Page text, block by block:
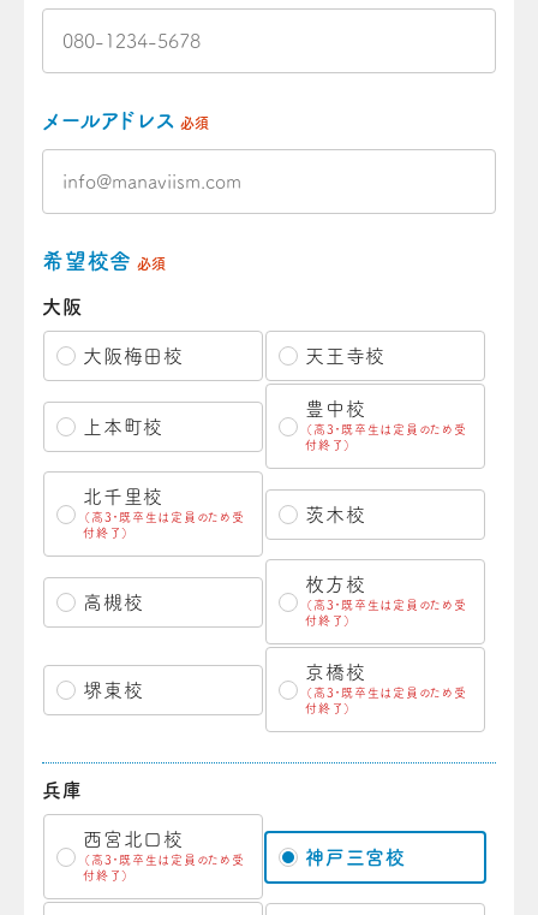
メールアドレス 必須
希望校舎 必須
大阪
大阪梅田校 天王寺校
上本町校
豊中校
（高3・既卒生は定員のため受
付終了）
北千里校
（高3・既卒生は定員のため受
付終了）
茨木校
高槻校
枚方校
（高3・既卒生は定員のため受
付終了）
堺東校
京橋校
（高3・既卒生は定員のため受
付終了）
兵庫
西宮北口校
（高3・既卒生は定員のため受
付終了）
神戸三宮校